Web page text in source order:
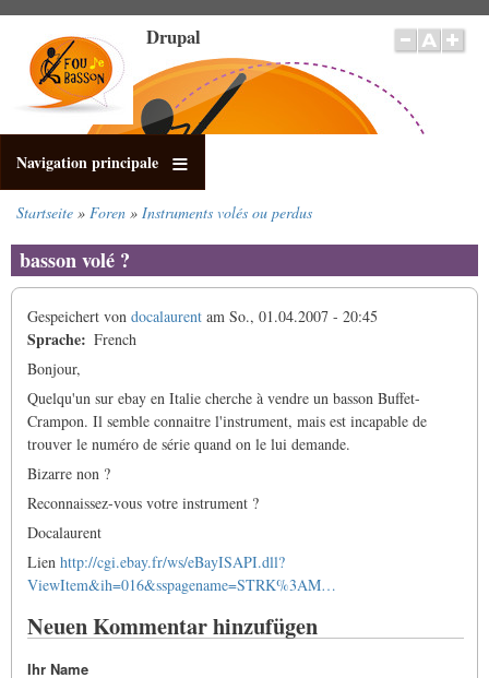
Inhalt
Drupal
Navigation principale
Startseite Foren Instruments volés ou perdus
basson volé ?
Gespeichert von docalaurent am So., 01.04.2007 - 20:45
Sprache
French
Bonjour,
Quelqu'un sur ebay en Italie cherche à vendre un basson Buffet-
Crampon. Il semble connaitre l'instrument, mais est incapable de
trouver le numéro de série quand on le lui demande.
Bizarre non ?
Reconnaissez-vous votre instrument ?
Docalaurent
Lien http://cgi.ebay.fr/ws/eBayISAPI.dll?
ViewItem&ih=016&sspagename=STRK%3AM…
Neuen Kommentar hinzufügen
Ihr Name